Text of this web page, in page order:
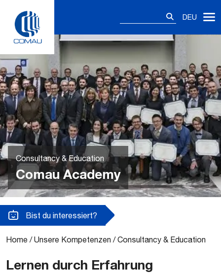
content
DEU
Consultancy & Education
Comau Academy
Bist du interessiert?
Home /Unsere Kompetenzen /Consultancy & Education
Lernen durch Erfahrung